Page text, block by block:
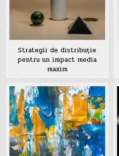
Strategii de distribuție
pentru un impact media
maxim